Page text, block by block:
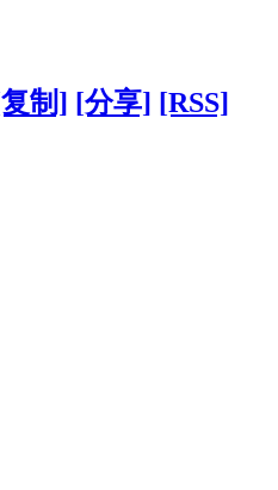
制] [分享] [RSS]